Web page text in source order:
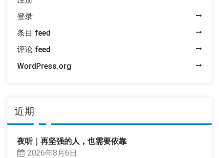
登录
条目 feed
评论 feed
WordPress.org
近期
夜听｜再坚强的人，也需要依靠
2026年8月6日